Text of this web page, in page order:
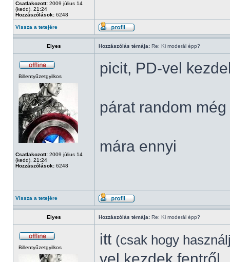
Csatlakozott: 2009 július 14
(kedd), 21:24
Hozzászólások: 6248
Vissza a tetejére
Elyes Hozzászólás témája: Re: Ki moderál épp?
Billentyűzetgyilkos
Csatlakozott: 2009 július 14
(kedd), 21:24
Hozzászólások: 6248
picit, PD-vel
párat random
mára ennyi
Vissza a tetejére
Elyes Hozzászólás témája: Re: Ki moderál épp?
Billentyűzetgyilkos itt (csak hogy